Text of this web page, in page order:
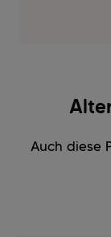
Auch diese